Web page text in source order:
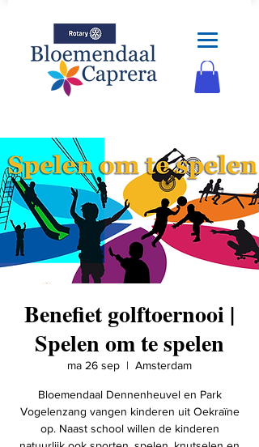
Benefiet golftoernooi |
Spelen om te spelen
ma 26 sep
  |
Amsterdam
Bloemendaal Dennenheuvel en Park
Vogelenzang vangen kinderen uit Oekraïne
op. Naast school willen de kinderen